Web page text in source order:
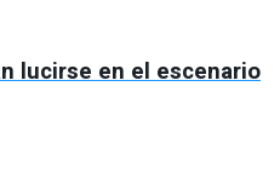
lucirse en el escenario